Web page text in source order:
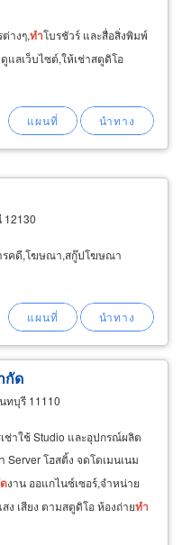
างๆ,ทำโบรชัวร์ และสื่อสิ่งพิมพ์
แลเว็บไซต์,ให้เช่าสตูดิโอ
12130
รคดี,โฆษณา,สกู๊ปโฆษณา
กัด
ทบุรี 11110
ช่าใช้ Studio และอุปกรณ์ผลิต
Server โฮสติ้ง จดโดเมนเนม
งาน ออแกไนซ์เซอร์,จำหน่าย
ง เสียง ตามสตูดิโอ ห้องถ่ายทำ